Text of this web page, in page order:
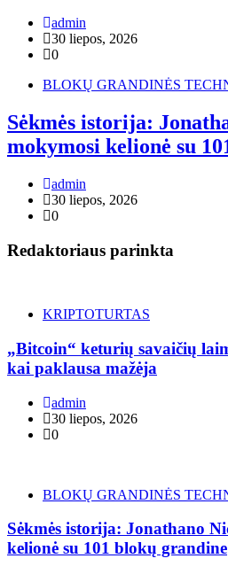
admin
30 liepos, 2026
0
BLOKŲ GRANDINĖS
Sėkmės istorija:
mokymosi kelionė su
admin
30 liepos, 2026
0
Redaktoriaus parinkta
KRIPTOTURTAS
„Bitcoin“ keturių savaičių
kai paklausa mažėja
admin
30 liepos, 2026
0
BLOKŲ GRANDINĖS
Sėkmės istorija: Jonathano
kelionė su 101 blokų grandine